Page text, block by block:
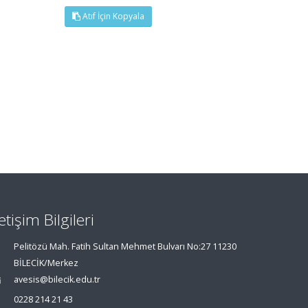
Atıf İçin Kopyala
Bilgileri
Pelitözü Mah. Fatih Sultan Mehmet Bulvarı No:27 11230
BİLECİK/Merkez
avesis@bilecik.edu.tr
0228 214 21 43